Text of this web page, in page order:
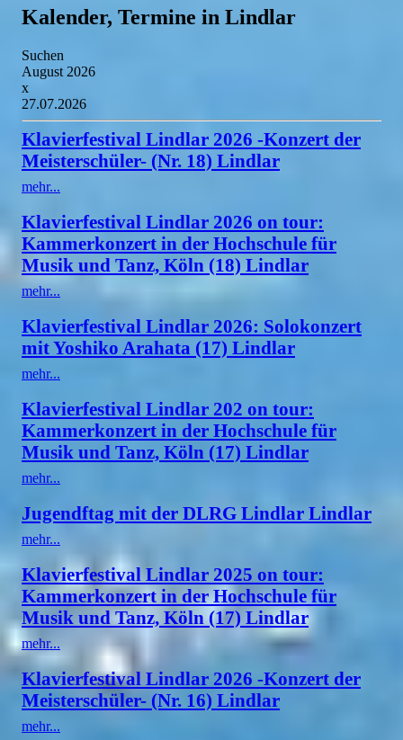
Kalender, Termine in Lindlar
Suchen
August 2026
x
27.07.2026
Klavierfestival Lindlar 2026 -Konzert der
Meisterschüler- (Nr. 18) Lindlar
mehr...
Klavierfestival Lindlar 2026 on tour:
Kammerkonzert in der Hochschule für
Musik und Tanz, Köln (18) Lindlar
mehr...
Klavierfestival Lindlar 2026: Solokonzert
mit Yoshiko Arahata (17) Lindlar
mehr...
Klavierfestival Lindlar 202 on tour:
Kammerkonzert in der Hochschule für
Musik und Tanz, Köln (17) Lindlar
mehr...
Jugendftag mit der DLRG Lindlar Lindlar
mehr...
Klavierfestival Lindlar 2025 on tour:
Kammerkonzert in der Hochschule für
Musik und Tanz, Köln (17) Lindlar
mehr...
Klavierfestival Lindlar 2026 -Konzert der
Meisterschüler- (Nr. 16) Lindlar
mehr...